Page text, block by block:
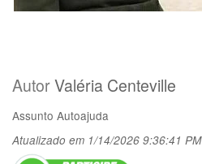
AutorValéria Centeville
Assunto Autoajuda
Atualizado em 1/14/2026 9:36:41 PM